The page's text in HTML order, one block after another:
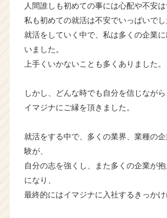
人間誰しも初めての事には心配や不安は
私も初めての就活は不安でいっぱいでし
就活をしていく中で、私は多くの企業
いました。
上手くいかないことも多くありました。
しかし、どんな時でも自分を信じながら
イマジナにご縁を頂きました。
就活をする中で、多くの業界、業種の
験が、
自分の志を強くし、また多くの企業が
になり、
最終的にはイマジナに入社するきっかけ